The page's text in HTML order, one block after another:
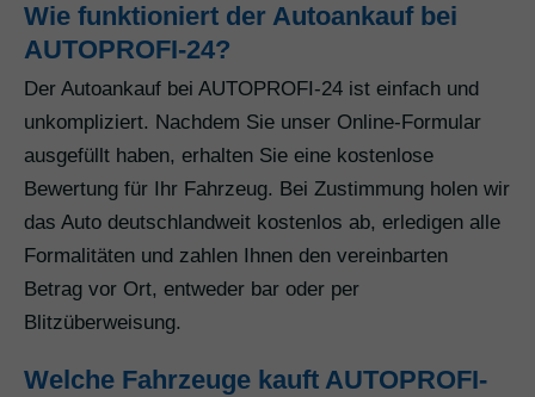
Wie funktioniert der Autoankauf bei
AUTOPROFI-24?
Der Autoankauf bei AUTOPROFI-24 ist einfach und
unkompliziert. Nachdem Sie unser Online-Formular
ausgefüllt haben, erhalten Sie eine kostenlose
Bewertung für Ihr Fahrzeug. Bei Zustimmung holen wir
das Auto deutschlandweit kostenlos ab, erledigen alle
Formalitäten und zahlen Ihnen den vereinbarten
Betrag vor Ort, entweder bar oder per
Blitzüberweisung.
Welche Fahrzeuge kauft AUTOPROFI-